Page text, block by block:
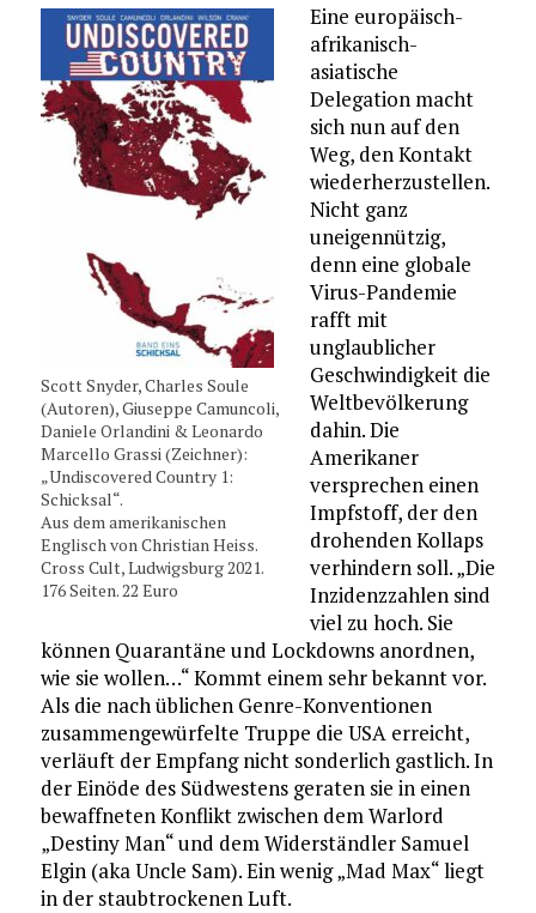
Scott Snyder, Charles Soule
(Autoren), Giuseppe Camuncoli,
Daniele Orlandini & Leonardo
Marcello Grassi (Zeichner):
„Undiscovered Country 1:
Schicksal“.
Aus dem amerikanischen
Englisch von Christian Heiss.
Cross Cult, Ludwigsburg 2021.
176 Seiten. 22 Euro
Eine europäisch-
afrikanisch-
asiatische
Delegation macht
sich nun auf den
Weg, den Kontakt
wiederherzustellen.
Nicht ganz
uneigennützig,
denn eine globale
Virus-Pandemie
rafft mit
unglaublicher
Geschwindigkeit die
Weltbevölkerung
dahin. Die
Amerikaner
versprechen einen
Impfstoff, der den
drohenden Kollaps
verhindern soll. „Die
Inzidenzzahlen sind
viel zu hoch. Sie
können Quarantäne und Lockdowns anordnen,
wie sie wollen…“ Kommt einem sehr bekannt vor.
Als die nach üblichen Genre-Konventionen
zusammengewürfelte Truppe die USA erreicht,
verläuft der Empfang nicht sonderlich gastlich. In
der Einöde des Südwestens geraten sie in einen
bewaffneten Konflikt zwischen dem Warlord
„Destiny Man“ und dem Widerständler Samuel
Elgin (aka Uncle Sam). Ein wenig „Mad Max“ liegt
in der staubtrockenen Luft.